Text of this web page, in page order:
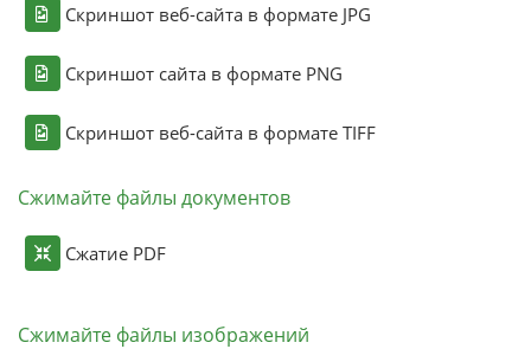
Скриншот веб-сайта в формате JPG
Скриншот сайта в формате PNG
Скриншот веб-сайта в формате TIFF
Сжимайте файлы документов
Сжатие PDF
Сжимайте файлы изображений